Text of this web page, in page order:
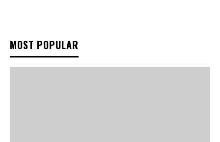
MOST POPULAR